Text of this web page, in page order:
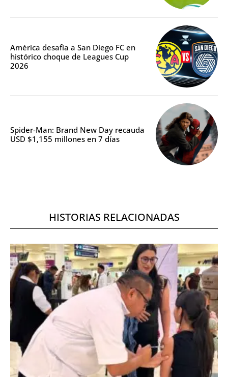
América desafía a San Diego FC en
histórico choque de Leagues Cup
2026
Spider-Man: Brand New Day recauda
USD $1,155 millones en 7 días
HISTORIAS RELACIONADAS